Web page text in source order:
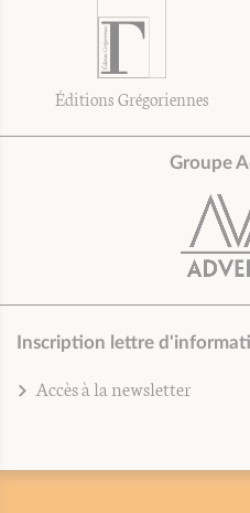
Éditions Grégoriennes
Groupe
Inscription lettre
Accès à la newsletter